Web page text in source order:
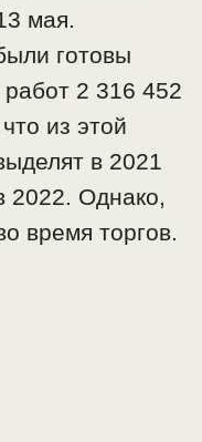
мая.
готовы
2 316 452
из этой
в 2021
2022. Однако,
время торгов.